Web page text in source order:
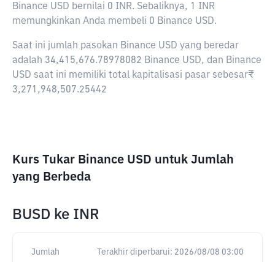
Binance USD bernilai 0 INR. Sebaliknya, 1 INR
memungkinkan Anda membeli 0 Binance USD.
Saat ini jumlah pasokan Binance USD yang beredar
adalah 34,415,676.78978082 Binance USD, dan Binance
USD saat ini memiliki total kapitalisasi pasar sebesar₹
3,271,948,507.25442
Kurs Tukar Binance USD untuk Jumlah
yang Berbeda
BUSD ke INR
Jumlah Terakhir diperbarui: 2026/08/08 03:00